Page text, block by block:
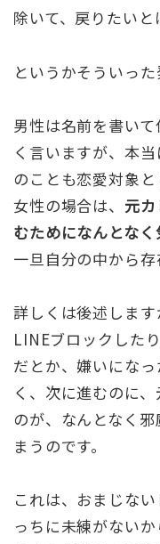
除いて、戻りたいと
というかそういった
男性は名前を書い
く言いますが、本
のことも恋愛対象と
女性の場合は、 元
むためになんとな
一旦自分の中から存
詳しくは後述しま
LINEブロックした
だとか、嫌いにな
く、次に進むのに
のが、なんとなく
まうのです。
これは、おまじな
っちに未練がない